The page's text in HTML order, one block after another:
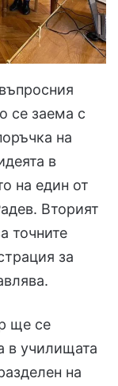
се заема с
на
в
на един от
Вторият
точните
за
ще се
в училищата
на